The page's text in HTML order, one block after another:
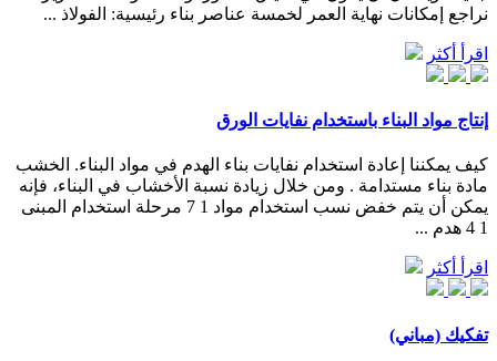
نراجع إمكانات نهاية العمر لخمسة عناصر بناء رئيسية: الفولاذ ...
اقرأ أكثر
إنتاج مواد البناء باستخدام نفايات الورق
كيف يمكننا إعادة استخدام نفايات بناء الهدم في مواد البناء. الخشب
مادة بناء مستدامة . ومن خلال زيادة نسبة الأخشاب في البناء، فإنه
يمكن أن يتم خفض نسب استخدام مواد 1 7 مرحلة استخدام المبنى
1 4 هدم ...
اقرأ أكثر
تفكيك (مباني)